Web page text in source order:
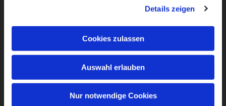
Details zeigen
Cookies zulassen
Auswahl erlauben
Nur notwendige Cookies